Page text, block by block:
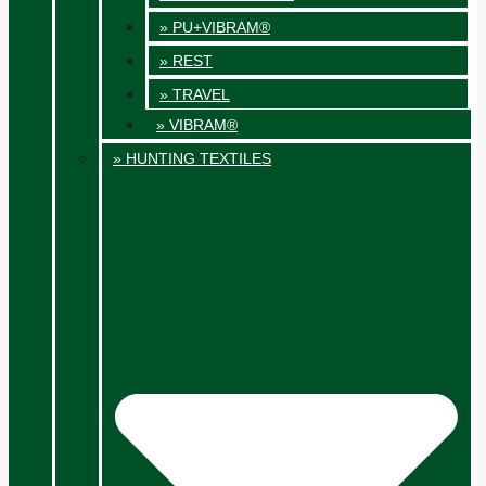
» PU+VIBRAM®
» REST
» TRAVEL
» VIBRAM®
» HUNTING TEXTILES